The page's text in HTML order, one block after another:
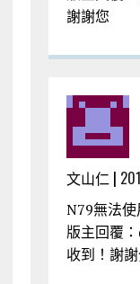
謝謝您
文山仁 |
N79無法
版主回覆
收到！謝